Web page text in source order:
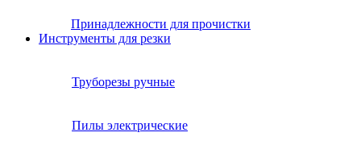
Принадлежности для прочистки
Инструменты для резки
Труборезы ручные
Пилы электрические